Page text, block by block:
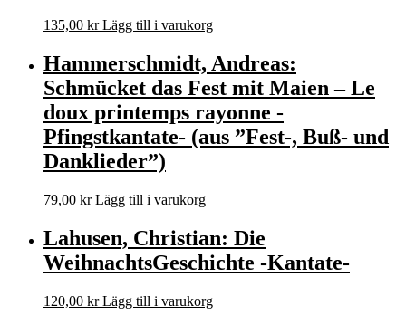
135,00 kr Lägg till i varukorg
Hammerschmidt, Andreas:
Schmücket das Fest mit Maien – Le
doux printemps rayonne -
Pfingstkantate- (aus ”Fest-, Buß- und
Danklieder”)
79,00 kr Lägg till i varukorg
Lahusen, Christian: Die
WeihnachtsGeschichte -Kantate-
120,00 kr Lägg till i varukorg